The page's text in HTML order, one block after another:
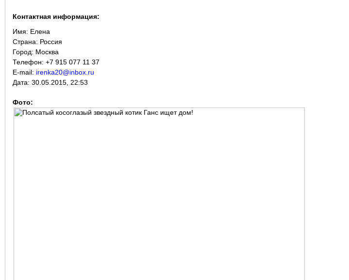
Контактная информация:
Имя: Елена
Страна: Россия
Город: Москва
Телефон: +7 915 077 11 37
E-mail: irenka20@inbox.ru
Дата: 30.05.2015, 22:53
Фото: